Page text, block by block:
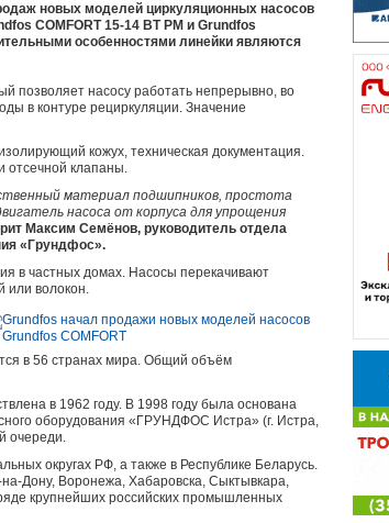
новых моделей циркуляционных насосов
COMFORT 15-14 BT PM и Grundfos
особенностями линейки являются
позволяет насосу работать непрерывно, во
в контуре рециркуляции. Значение
кожух, техническая документация.
отсечной клапаны.
материал подшипников, простота
насоса от корпуса для упрощения
Максим Семёнов, руководитель отдела
«Грундфос».
в частных домах. Насосы перекачивают
или волокон.
в 56 странах мира. Общий объём
в 1962 году. В 1998 году была основана
оборудования «ГРУНДФОС Истра» (г. Истра,
очереди.
округах РФ, а также в Республике Беларусь.
Дону, Воронежа, Хабаровска, Сыктывкара,
крупнейших российских промышленных